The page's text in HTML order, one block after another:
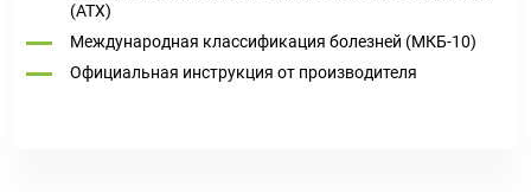
(ATX)
Международная классификация болезней (МКБ-10)
Официальная инструкция от производителя